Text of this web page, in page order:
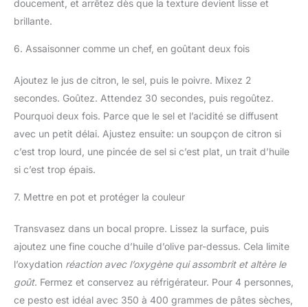
doucement, et arrêtez dès que la texture devient lisse et
brillante.
6. Assaisonner comme un chef, en goûtant deux fois
Ajoutez le jus de citron, le sel, puis le poivre. Mixez 2
secondes. Goûtez. Attendez 30 secondes, puis regoûtez.
Pourquoi deux fois. Parce que le sel et l’acidité se diffusent
avec un petit délai. Ajustez ensuite: un soupçon de citron si
c’est trop lourd, une pincée de sel si c’est plat, un trait d’huile
si c’est trop épais.
7. Mettre en pot et protéger la couleur
Transvasez dans un bocal propre. Lissez la surface, puis
ajoutez une fine couche d’huile d’olive par-dessus. Cela limite
l’oxydation réaction avec l’oxygène qui assombrit et altère le
goût. Fermez et conservez au réfrigérateur. Pour 4 personnes,
ce pesto est idéal avec 350 à 400 grammes de pâtes sèches,